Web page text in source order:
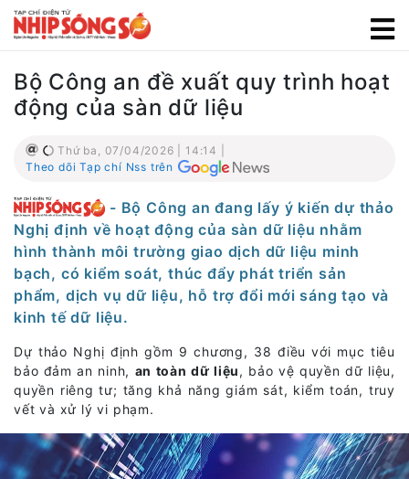
Bộ Công an đề xuất quy trình hoạt
động của sàn dữ liệu
Thứ ba, 07/04/2026 | 14:14 |
Theo dõi Tạp chí Nss trên
- Bộ Công an đang lấy ý kiến dự thảo
Nghị định về hoạt động của sàn dữ liệu nhằm
hình thành môi trường giao dịch dữ liệu minh
bạch, có kiểm soát, thúc đẩy phát triển sản
phẩm, dịch vụ dữ liệu, hỗ trợ đổi mới sáng tạo và
kinh tế dữ liệu.
Dự thảo Nghị định gồm 9 chương, 38 điều với mục tiêu
bảo đảm an ninh, an toàn dữ liệu, bảo vệ quyền dữ liệu,
quyền riêng tư; tăng khả năng giám sát, kiểm toán, truy
vết và xử lý vi phạm.